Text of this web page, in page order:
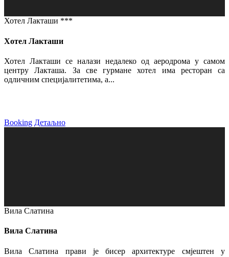
Хотел Лакташи ***
Хотел Лакташи
Хотел Лакташи се налази недалеко од аеродрома у самом
центру Лакташа. За све гурмане хотел има ресторан са
одличним специјалитетима, а...
Booking Детаљно
Вила Слатина
Вила Слатина
Вила Слатина прави је бисер архитектуре смјештен у